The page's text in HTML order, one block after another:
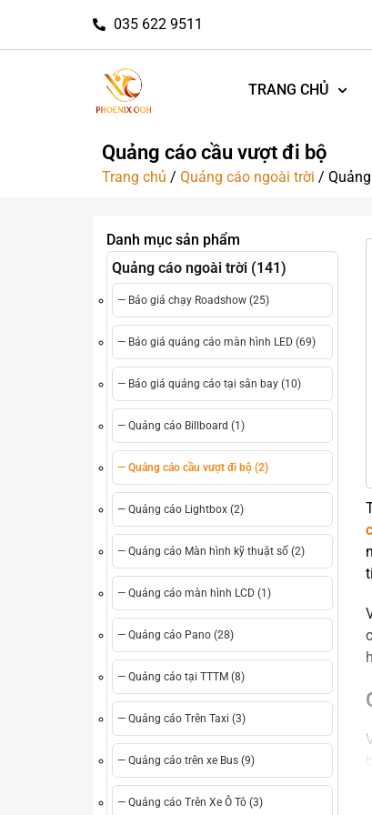
035 622 9511
TRANG CHỦ
Quảng cáo cầu vượt đi bộ
Trang chủ / Quảng cáo ngoài trời /
Danh mục sản phẩm
Quảng cáo ngoài trời (141)
— Báo giá chạy Roadshow (25)
— Báo giá quảng cáo màn hình LED (69)
— Báo giá quảng cáo tại sân bay (10)
— Quảng cáo Billboard (1)
— Quảng cáo cầu vượt đi bộ (2)
— Quảng cáo Lightbox (2)
— Quảng cáo Màn hình kỹ thuật số (2)
— Quảng cáo màn hình LCD (1)
— Quảng cáo Pano (28)
— Quảng cáo tại TTTM (8)
— Quảng cáo Trên Taxi (3)
— Quảng cáo trên xe Bus (9)
— Quảng cáo Trên Xe Ô Tô (3)